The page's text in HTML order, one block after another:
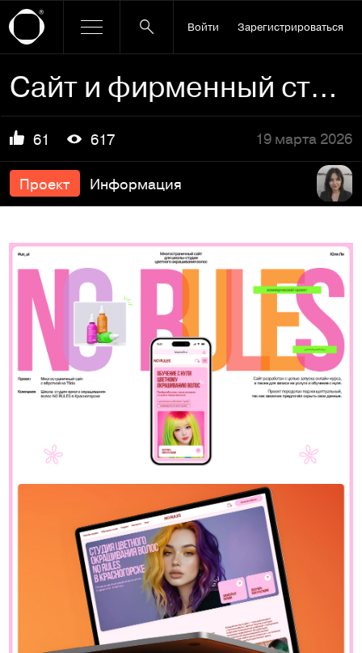
Войти Зарегистрироваться
Сайт и фирменный стиль для салона красоты | Beauty salon we…
61 617 19 марта 2026
Проект Информация